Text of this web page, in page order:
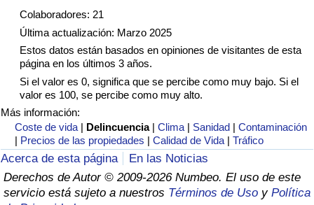
Colaboradores: 21
Última actualización: Marzo 2025
Estos datos están basados en opiniones de visitantes de esta
página en los últimos 3 años.
Si el valor es 0, significa que se percibe como muy bajo. Si el
valor es 100, se percibe como muy alto.
Más información:
Coste de vida | Delincuencia |Clima | Sanidad |Contaminación
| Precios de las propiedades |Calidad de Vida |Tráfico
Acerca de esta página
En las Noticias
Derechos de Autor © 2009-2026 Numbeo. El uso de este
servicio está sujeto a nuestros Términos de Uso y Política
Índice de Tráfico por País